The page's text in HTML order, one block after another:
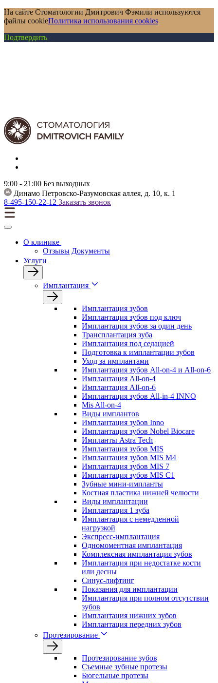
На сайте Стоматологии Дмитрович Фэмили используются
файлы cookieПолитика использования cookies
Подтвердить
9:00 - 21:00 Без выходных
Динамо Петровско-Разумовская аллея, д. 10, к. 1
8-495-150-22-12 Заказать звонок
О клинике
Отзывы Документы
Услуги
Имплантация
Имплантация зубов
Имплантация зубов под ключ
Имплантация зубов за один день
Трансплантация зуба
Имплантация под седацией
Подготовка к имплантации зубов
Уход за имплантами
Имплантация зубов All-on-4 и All-on-6
Имплантация All-on-4
Имплантация All-on-6
Имплантация зубов All-in-4 INNO
Mis All-on-4
Виды имплантов
Имплантация зубов Inno
Имплантация зубов Nobel Biocare
Импланты Astra Tech
Имплантация зубов MIS
Имплантация зубов MIS M4
Имплантация зубов MIS 7
Имплантация зубов MIS C1
Зубные мини-импланты
Костная пластика нижней челюсти
Виды имплантации
Имплантация 1 зуба
Имплантация с немедленной
нагрузкой
Экспресс-имплантация
Одномоментная имплантация
Комплексная имплантация зубов
Имплантация при недостатке кости
или десны
Синус-лифтинг
Показания для имплантации
Имплантация при полном отсутствии
зубов
Имплантация нижних зубов
Имплантация передних зубов
Протезирование
Протезирование зубов
Съемные зубные протезы
Бюгельные протезы